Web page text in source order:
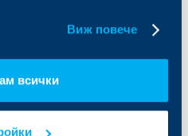
Виж повече
всички
ОББ Асет мениджмънт
ОББ Застрахователен брокер